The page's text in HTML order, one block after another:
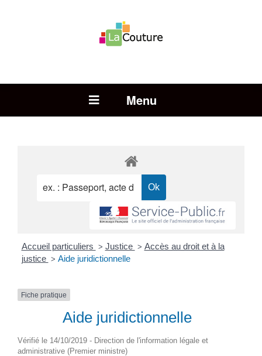
Open Menu
Accueil particuliers > Justice > Accès au droit et à la
justice > Aide juridictionnelle
Fiche pratique
Aide juridictionnelle
Vérifié le 14/10/2019 - Direction de l'information légale et
administrative (Premier ministre)